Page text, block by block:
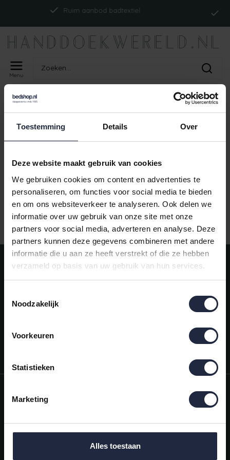
Toestemming Details Over
Deze website maakt gebruik van cookies
We gebruiken cookies om content en advertenties te
personaliseren, om functies voor social media te bieden
en om ons websiteverkeer te analyseren. Ook delen we
informatie over uw gebruik van onze site met onze
partners voor social media, adverteren en analyse. Deze
partners kunnen deze gegevens combineren met andere
informatie die u aan ze heeft verstrekt of die ze hebben
verzameld op basis van uw gebruik van hun services.
Noodzakelijk
Voorkeuren
Statistieken
Marketing
Alles toestaan
Ruim aanbod badtextiel
Menu
Home
PRODUCTEN GETAGD MET
ISM_ABYSSBRIGHTONTP_PERLE
Geen producten gevonden!
Ruim aanbod badtextiel
Meld je aan voor onze nieuwsbrief!
AANMELDEN
Mijn account
Categorieën